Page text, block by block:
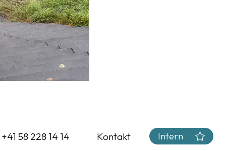
58 228 14 14 Kontakt Intern